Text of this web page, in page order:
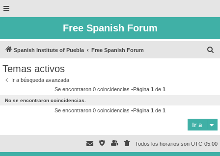
Free Spanish Forum
Spanish Institute of Puebla Free Spanish Forum
Temas activos
Ir a búsqueda avanzada
Se encontraron 0 coincidencias •Página 1 de 1
No se encontraron coincidencias.
Se encontraron 0 coincidencias •Página 1 de 1
Ir a
Todos los horarios son UTC-05:00